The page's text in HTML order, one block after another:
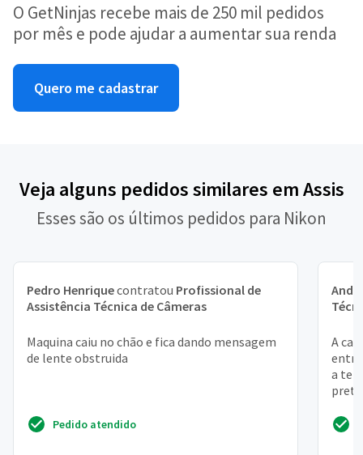
O GetNinjas recebe mais de 250 mil pedidos
por mês e pode ajudar a aumentar sua renda
Quero me cadastrar
Veja alguns pedidos similares em Assis
Esses são os últimos pedidos para Nikon
Pedro Henriquecontratou Profissional de
Assistência Técnica de Câmeras
Maquina caiu no chão e fica dando mensagem
de lente obstruida
Pedido atendido
A
a